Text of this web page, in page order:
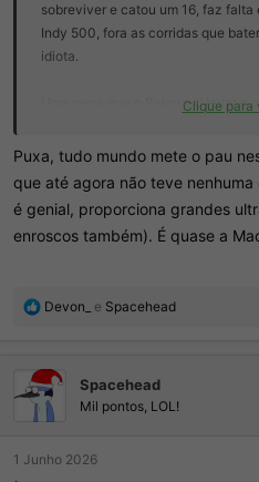
sobreviver e catou um 16, faz
Indy 500, fora as corridas que
idiota.
Uma pena que o Palou vai levar o
E para não perder a corneta,
seria engraçado ele não conseguir
necessários para licença nesse
semana ele foi correr todo ferrado
Clique para
Puxa, tudo mundo mete o pau
que até agora não teve
é genial, proporciona grandes
enroscos também). É quase a
R
õ
e
s
Devon_ e Spacehead
Spacehead
Mil pontos, LOL!
1 Junho 2026